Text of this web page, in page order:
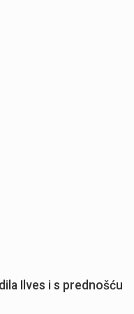
Ilves i s prednošću